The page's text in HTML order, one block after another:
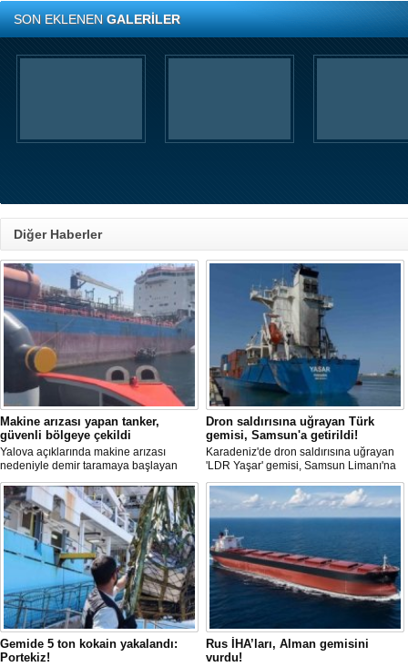
SON EKLENENGALERİLER
Diğer Haberler
Makine arızası yapan tanker,
güvenli bölgeye çekildi
Yalova açıklarında makine arızası
nedeniyle demir taramaya başlayan
tanker, römorkör eşliğinde güvenli
şekilde demirleme sahasına alındı.
Dron saldırısına uğrayan Türk
gemisi, Samsun'a getirildi!
Karadeniz'de dron saldırısına uğrayan
'LDR Yaşar' gemisi, Samsun Limanı'na
güvenli bir şekilde ulaştı. Saldırıda can
kaybı yaşanmadı, ancak büyük çapta
maddi hasar oluştu.
Gemide 5 ton kokain yakalandı:
Portekiz!
Rus İHA’ları, Alman gemisini
vurdu!